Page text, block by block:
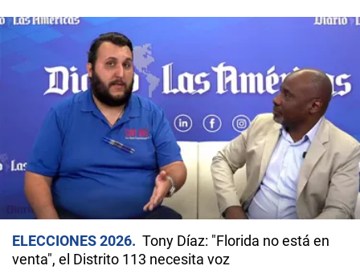
ELECCIONES 2026
Tony Díaz: "Florida no está en
venta", el Distrito 113 necesita voz